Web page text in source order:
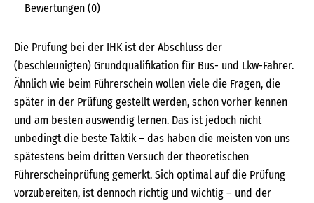
Bewertungen (0)
Die Prüfung bei der IHK ist der Abschluss der
(beschleunigten) Grundqualifikation für Bus- und Lkw-Fahrer.
Ähnlich wie beim Führerschein wollen viele die Fragen, die
später in der Prüfung gestellt werden, schon vorher kennen
und am besten auswendig lernen. Das ist jedoch nicht
unbedingt die beste Taktik – das haben die meisten von uns
spätestens beim dritten Versuch der theoretischen
Führerscheinprüfung gemerkt. Sich optimal auf die Prüfung
vorzubereiten, ist dennoch richtig und wichtig – und der